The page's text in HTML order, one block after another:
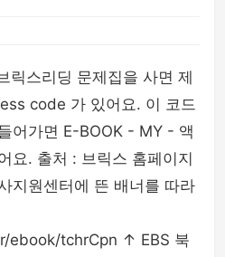
스리딩 문제집을 사면 제
code 가 있어요. 이 코드
어가면 E-BOOK - MY - 액
요. 출처 : 브릭스 홈페이지
지원센터에 뜬 배너를 따라
ebook/tchrCpn ↑ EBS 북